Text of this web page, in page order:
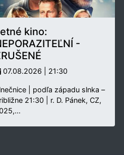
kino:
-
07.08.2026 | 21:30
| podľa západu slnka –
21:30 | r. D. Pánek, CZ,